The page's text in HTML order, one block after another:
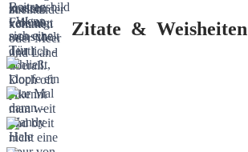
Zitate & Weisheiten